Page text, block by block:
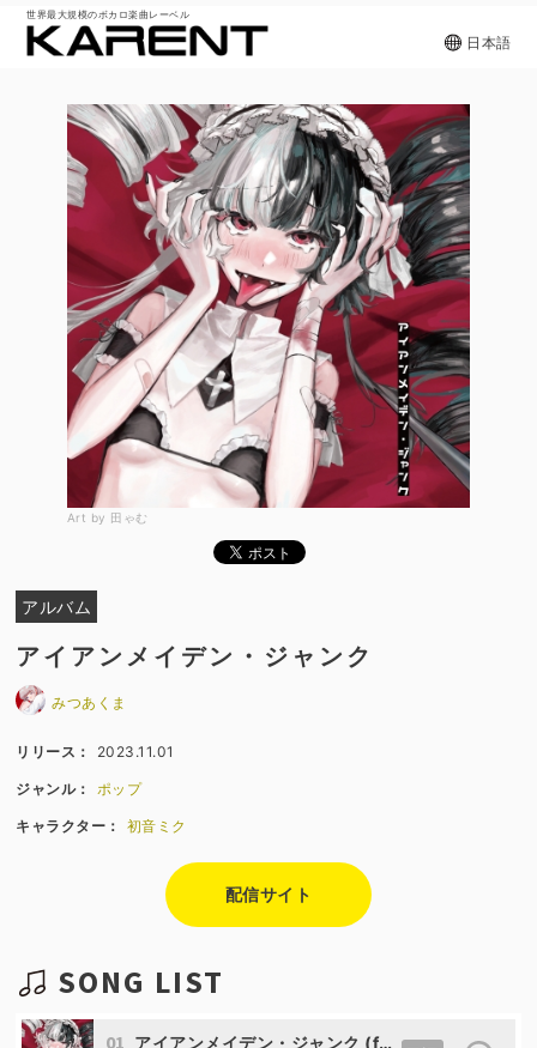
世界最大規模のボカロ楽曲レーベル
日本語
Art by 田ゃむ
アルバム
アイアンメイデン・ジャンク
みつあくま
リリース： 2023.11.01
ジャンル： ポップ
キャラクター： 初音ミク
配信サイト
SONG LIST
01 アイアンメイデン・ジャンク (feat. 初音ミク)